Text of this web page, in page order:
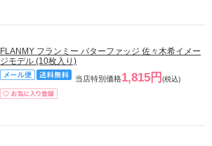
FLANMY フランミー バターファッジ 佐々木希イメー
ジモデル (10枚入り)
当店特別価格1,815円 (税込)